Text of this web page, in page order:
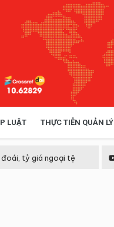
LUẬT THỰC TIỄN QUẢN LÝ
đoái, tỷ giá ngoại tệ